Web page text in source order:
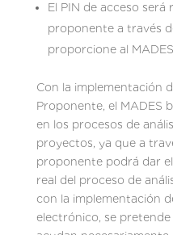
El PIN de acceso
proponente a través
proporcione al
Con la implementación
Proponente, el MADES
en los procesos de
proyectos, ya que a
proponente podrá dar
real del proceso de
con la implementación
electrónico, se